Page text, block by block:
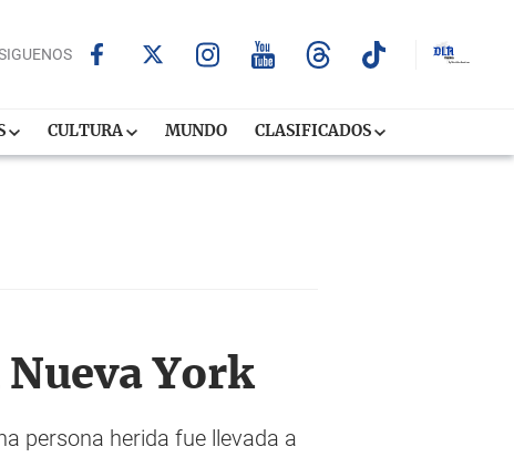
CULTURA MUNDO CLASIFICADOS
York
persona herida fue llevada a